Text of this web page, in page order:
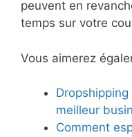
peuvent en
temps sur votre
Vous aimerez
meilleur
Comment